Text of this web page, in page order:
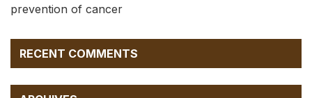
prevention of cancer
RECENT COMMENTS